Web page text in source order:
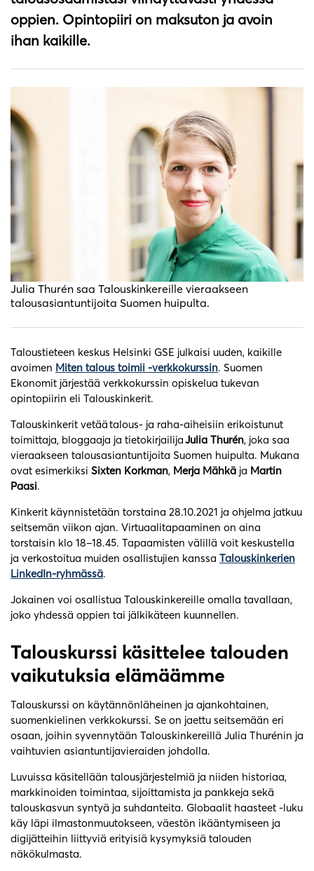
oppien. Opintopiiri on maksuton ja avoin
ihan kaikille.
Julia Thurén saa Talouskinkereille vieraakseen
talousasiantuntijoita Suomen huipulta.
Taloustieteen keskus Helsinki GSE julkaisi uuden, kaikille
avoimen Miten talous toimii -verkkokurssin. Suomen
Ekonomit järjestää verkkokurssin opiskelua tukevan
opintopiirin eli Talouskinkerit.
Talouskinkerit vetää talous- ja raha-aiheisiin erikoistunut
toimittaja, bloggaaja ja tietokirjailijaJulia Thurén, joka saa
vieraakseen talousasiantuntijoita Suomen huipulta. Mukana
ovat esimerkiksi Sixten Korkman, Merja Mähkä ja Martin
Paasi.
Kinkerit käynnistetään torstaina 28.10.2021 ja ohjelma jatkuu
seitsemän viikon ajan. Virtuaalitapaaminen on aina
torstaisin klo 18–18.45. Tapaamisten välillä voit keskustella
ja verkostoitua muiden osallistujien kanssa Talouskinkerien
LinkedIn-ryhmässä.
Jokainen voi osallistua Talouskinkereille omalla tavallaan,
joko yhdessä oppien tai jälkikäteen kuunnellen.
Talouskurssi käsittelee talouden
vaikutuksia elämäämme
Talouskurssi on käytännönläheinen ja ajankohtainen,
suomenkielinen verkkokurssi. Se on jaettu seitsemään eri
osaan, joihin syvennytään Talouskinkereillä Julia Thurénin ja
vaihtuvien asiantuntijavieraiden johdolla.
Luvuissa käsitellään talousjärjestelmiä ja niiden historiaa,
markkinoiden toimintaa, sijoittamista ja pankkeja sekä
talouskasvun syntyä ja suhdanteita. Globaalit haasteet -luku
käy läpi ilmastonmuutokseen, väestön ikääntymiseen ja
digijätteihin liittyviä erityisiä kysymyksiä talouden
näkökulmasta.